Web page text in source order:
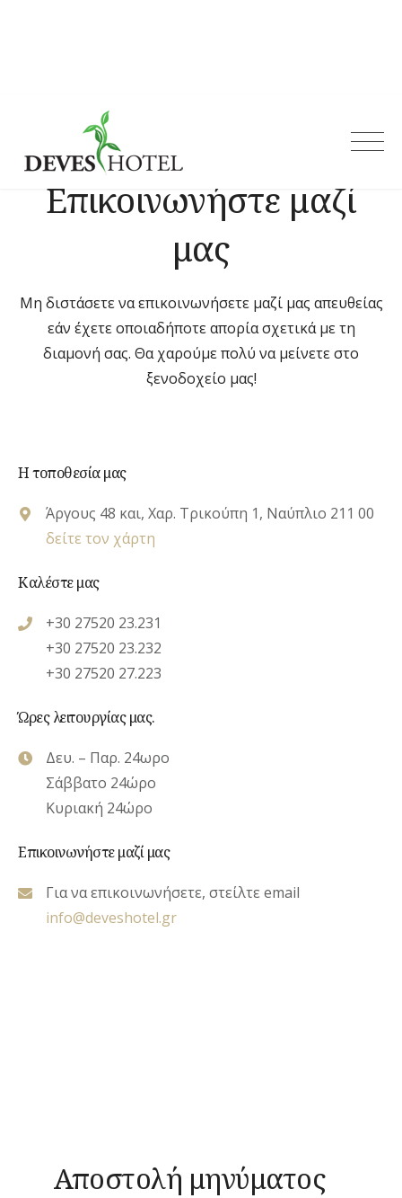
Επικοινωνήστε μαζί
μας
Μη διστάσετε να επικοινωνήσετε μαζί μας απευθείας
εάν έχετε οποιαδήποτε απορία σχετικά με τη
διαμονή σας. Θα χαρούμε πολύ να μείνετε στο
ξενοδοχείο μας!
Η τοποθεσία μας
Άργους 48 και, Χαρ. Τρικούπη 1, Ναύπλιο 211 00
δείτε τον χάρτη
Καλέστε μας
+30 27520 23.231
+30 27520 23.232
+30 27520 27.223
Ώρες λειτουργίας μας.
Δευ. – Παρ. 24ωρο
Σάββατο 24ώρο
Κυριακή 24ώρο
Επικοινωνήστε μαζί μας
Για να επικοινωνήσετε, στείλτε email
info@deveshotel.gr
Αποστολή μηνύματος